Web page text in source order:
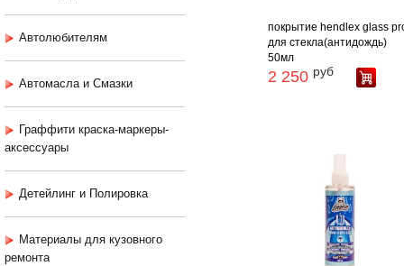
Автолюбителям
Автомасла и Смазки
Граффити краска-маркеры-
аксессуары
Детейлинг и Полировка
Материалы для кузовного
ремонта
покрытие hendlex glass
для стекла(антидождь)
50мл
2 250 руб